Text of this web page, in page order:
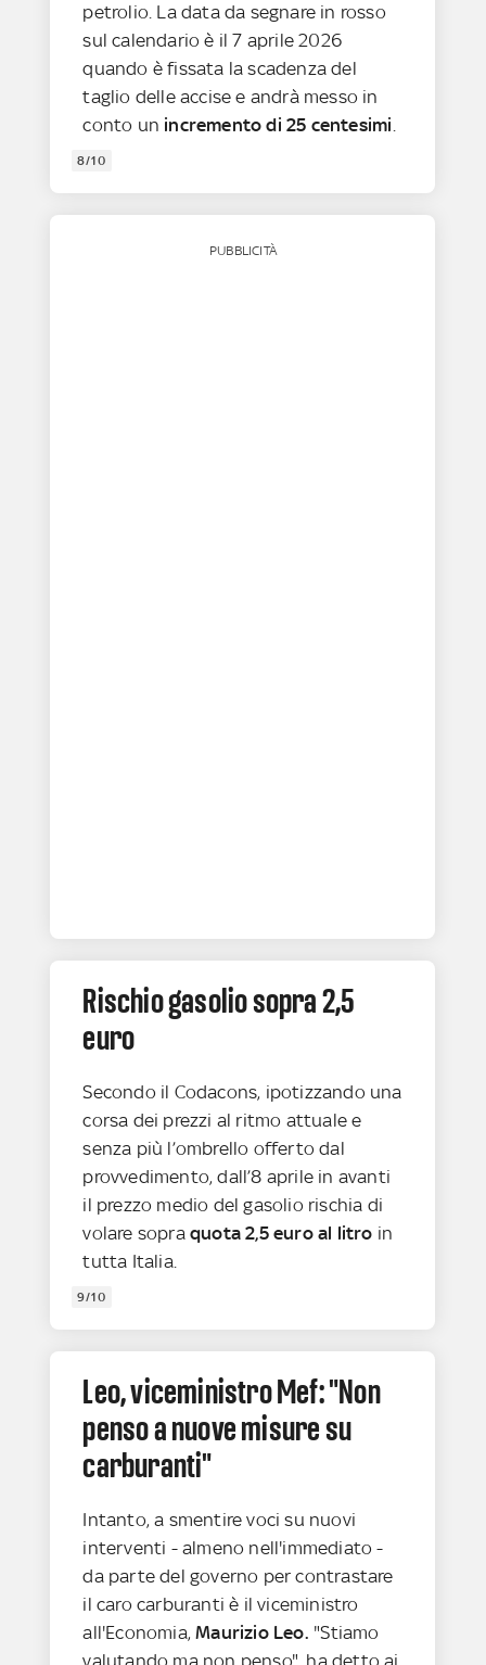
petrolio. La data da segnare in rosso
sul calendario è il 7 aprile 2026
quando è fissata la scadenza del
taglio delle accise e andrà messo in
conto un incremento di 25 centesimi.
8/10
PUBBLICITÀ
Rischio gasolio sopra 2,5
euro
Secondo il Codacons, ipotizzando una
corsa dei prezzi al ritmo attuale e
senza più l’ombrello offerto dal
provvedimento, dall’8 aprile in avanti
il prezzo medio del gasolio rischia di
volare sopraquota 2,5 euro al litro in
tutta Italia.
9/10
Leo, viceministro Mef: "Non
penso a nuove misure su
carburanti"
Intanto, a smentire voci su nuovi
interventi - almeno nell'immediato -
da parte del governo per contrastare
il caro carburanti è il viceministro
all'Economia,Maurizio Leo. "Stiamo